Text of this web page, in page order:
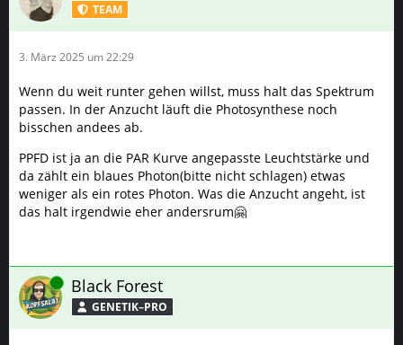
TEAM
3. März 2025 um 22:29
Wenn du weit runter gehen willst, muss halt das Spektrum
passen. In der Anzucht läuft die Photosynthese noch
bisschen andees ab.
PPFD ist ja an die PAR Kurve angepasste Leuchtstärke und
da zählt ein blaues Photon(bitte nicht schlagen) etwas
weniger als ein rotes Photon. Was die Anzucht angeht, ist
das halt irgendwie eher andersrum🤗
Online Black Forest
GENETIK–PRO